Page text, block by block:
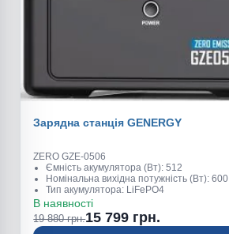
Зарядна станція GENERGY
ZERO GZE-0506
Ємність акумулятора (Вт): 512
Номінальна вихідна потужність (Вт): 600
Тип акумулятора: LiFePO4
Пікова потужність (Вт): 1200
Вага (кг): 5,6
В наявності
19 880 грн.15 799 грн.